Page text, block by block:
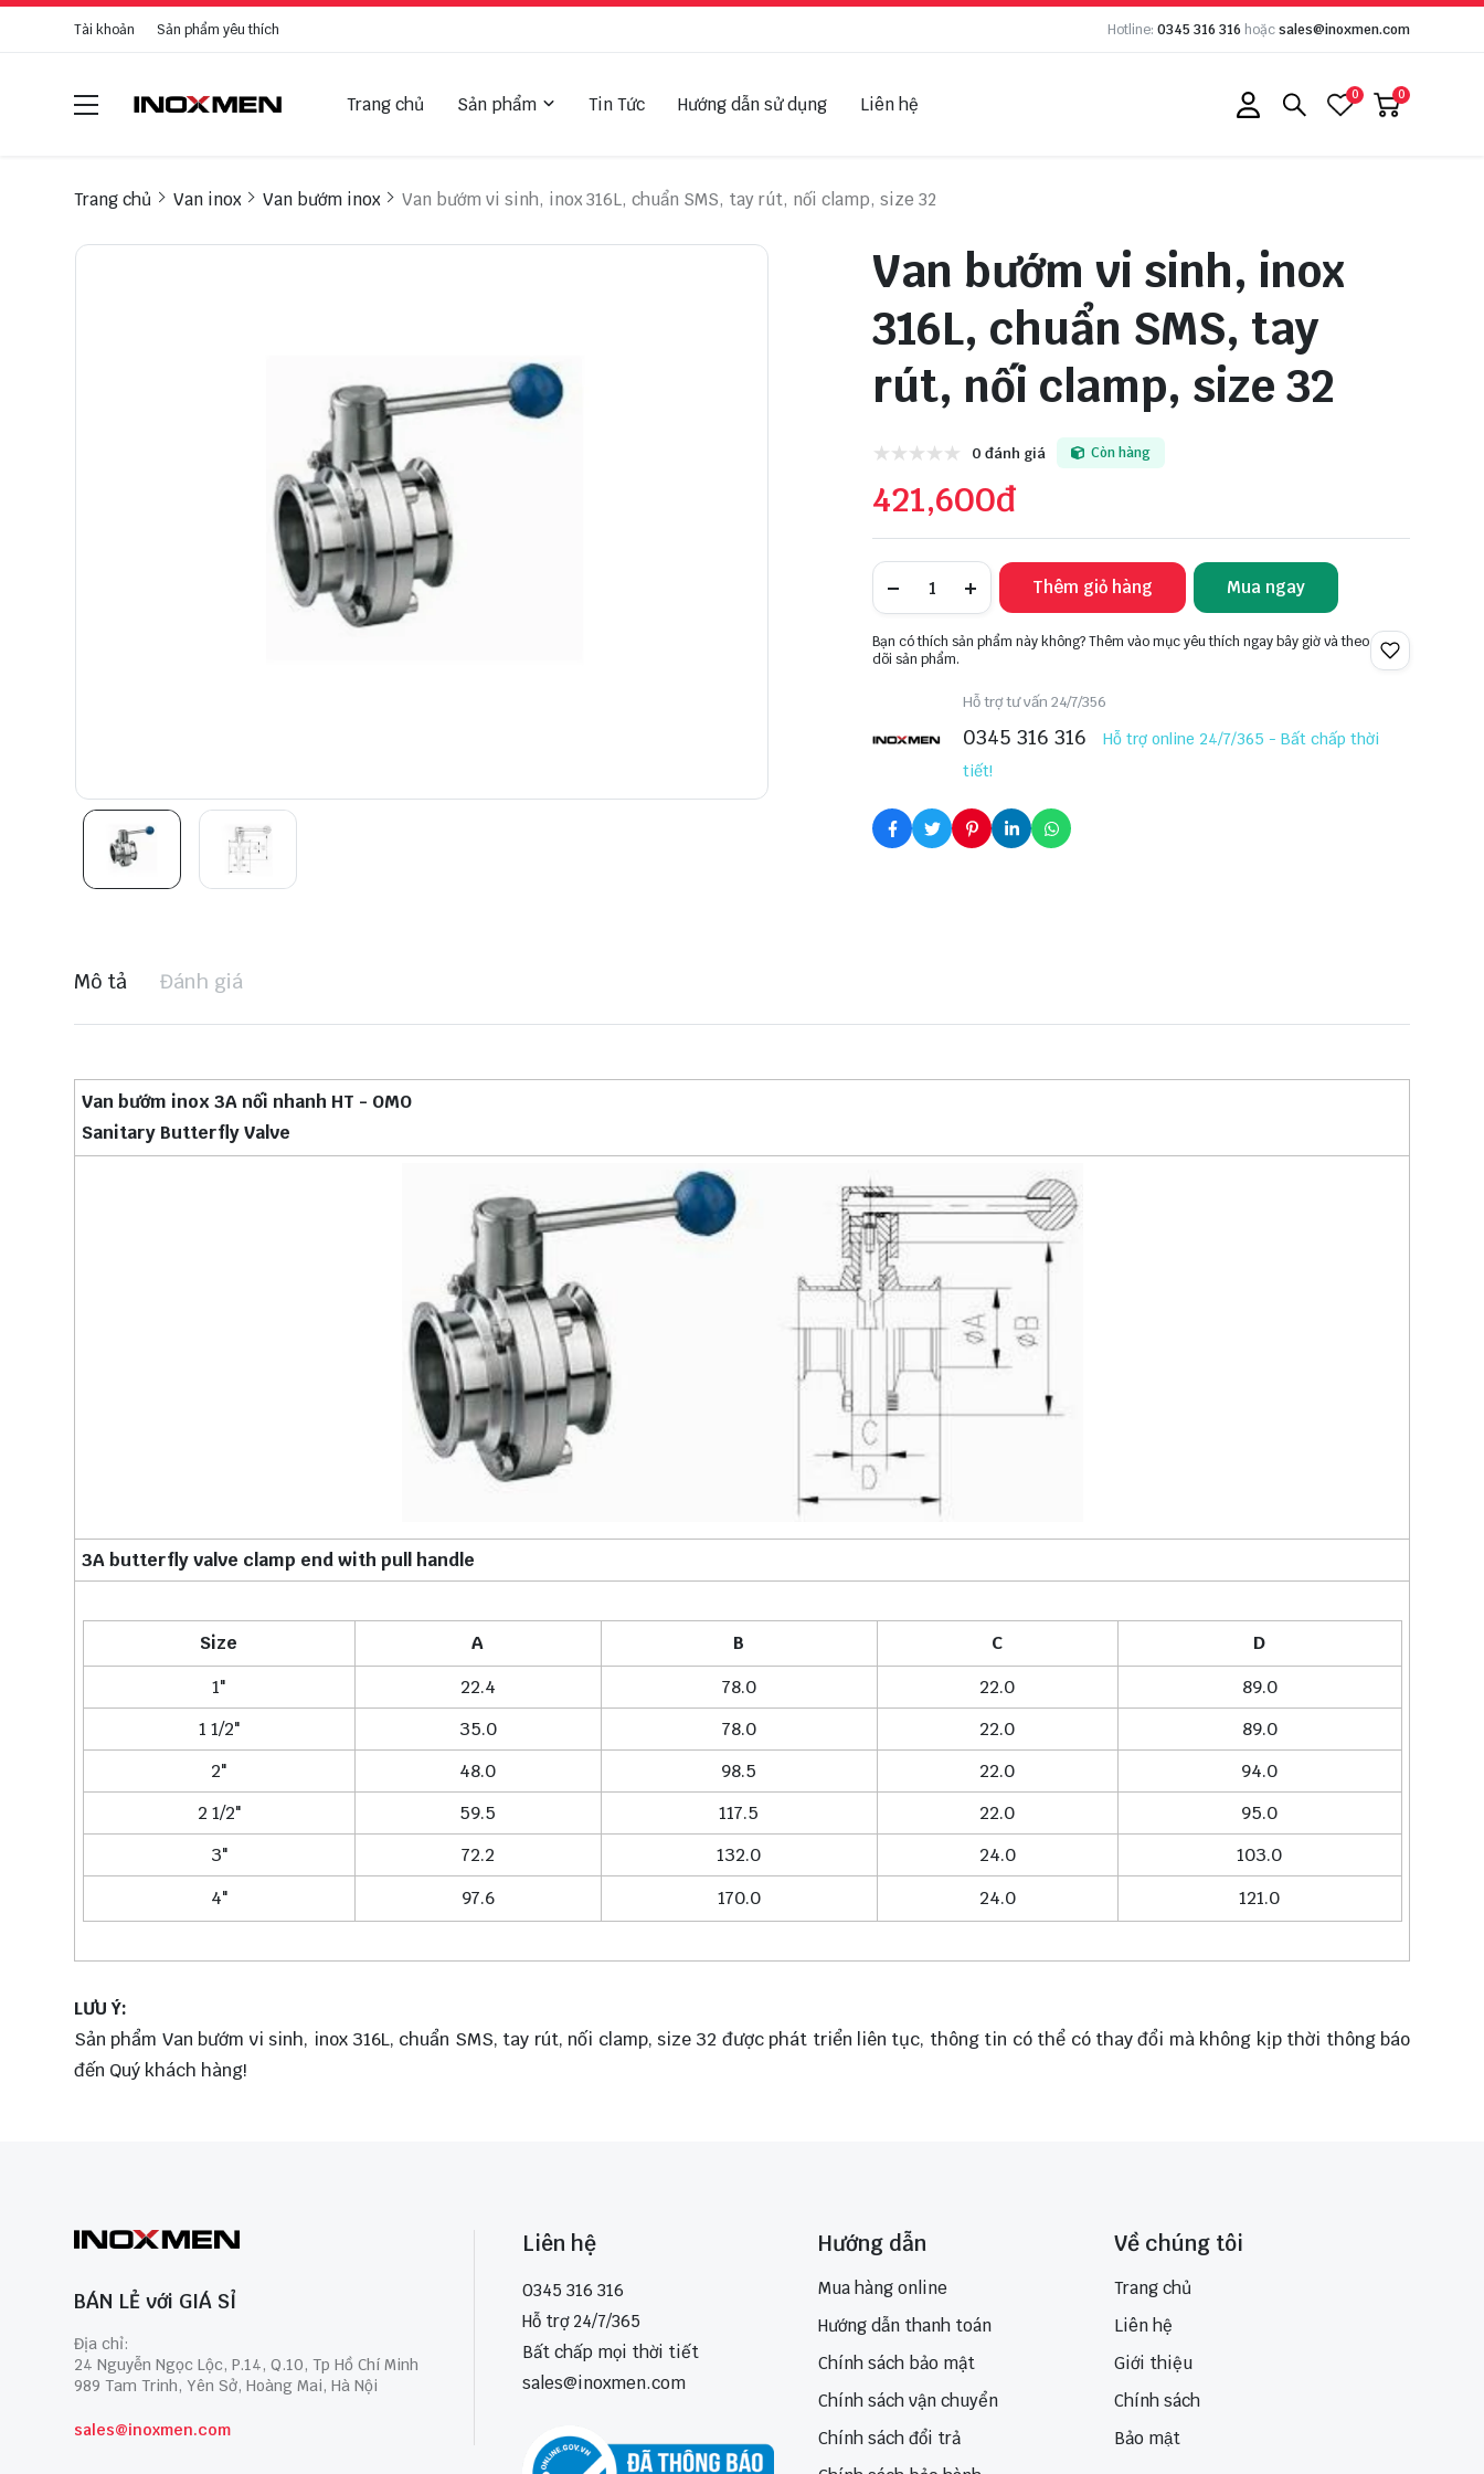
Tài khoản Sản phẩm yêu thích Hotline: 0345 316 316 hoặcsales@inoxmen.com
Trang chủ Sản phẩm Tin Tức Hướng dẫn sử dụng Liên hệ 0 0
Trang chủ Van inox Van bướm inox Van bướm vi sinh, inox 316L, chuẩn SMS, tay rút, nối clamp, size 32
Van bướm vi sinh, inox
316L, chuẩn SMS, tay
rút, nối clamp, size 32
0 đánh giá Còn hàng
421,600đ
Thêm giỏ hàng Mua ngay
Bạn có thích sản phẩm này không? Thêm vào mục yêu thích ngay bây giờ và theo
dõi sản phẩm.
Hỗ trợ tư vấn 24/7/356
0345 316 316
Hỗ trợ online 24/7/365 - Bất chấp thời
tiết!
Mô tả Đánh giá
Van bướm inox 3A nối nhanh HT - OMO
Sanitary Butterfly Valve
3A butterfly valve clamp end with pull handle
Size A B C
D
1"
22.4 78.0 22.0
89.0
1 1/2"
35.0 78.0 22.0
89.0
2"
48.0 98.5 22.0
94.0
2 1/2"
59.5 117.5 22.0
95.0
3"
72.2 132.0 24.0
103.0
4"
97.6 170.0 24.0 121.0
LƯU Ý:
Sản phẩm Van bướm vi sinh, inox 316L, chuẩn SMS, tay rút, nối clamp, size 32 được phát triển liên tục, thông tin có thể có thay đổi mà không kịp thời thông báo
đến Quý khách hàng!
BÁN LẺ với GIÁ SỈ
Địa chỉ:
24 Nguyễn Ngọc Lộc, P.14, Q.10, Tp Hồ Chí Minh
989 Tam Trinh, Yên Sở, Hoàng Mai, Hà Nội
sales@inoxmen.com
Liên hệ
0345 316 316
Hỗ trợ 24/7/365
Bất chấp mọi thời tiết
sales@inoxmen.com
Hướng dẫn
Mua hàng online
Hướng dẫn thanh toán
Chính sách bảo mật
Chính sách vận chuyển
Chính sách đổi trả
Về chúng tôi
Trang chủ
Liên hệ
Giới thiệu
Chính sách
Bảo mật